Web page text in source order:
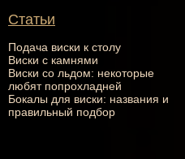
Статьи
Подача виски к столу
Виски с камнями
Виски со льдом: некоторые
любят попрохладней
Бокалы для виски: названия и
правильный подбор